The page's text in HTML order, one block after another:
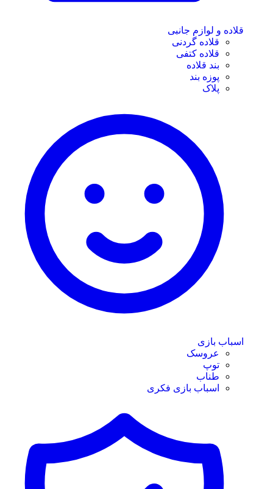
قلاده و لوازم جانبی
قلاده گردنی
قلاده کتفی
بند قلاده
پوزه بند
پلاک
اسباب بازی
عروسک
توپ
طناب
اسباب بازی فکری